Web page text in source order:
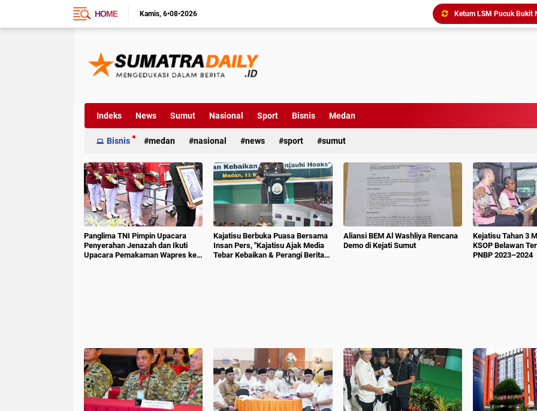
HOME Kamis 6•08•2026
Triliunan Bantuan
Perkuat Koordinasi
Indeks News Sumut Nasional Sport Bisnis Medan
Bisnis medan nasional news sport sumut
Panglima TNI Pimpin Upacara
Penyerahan Jenazah dan Ikuti
Upacara Pemakaman Wapres ke-
Kajatisu Berbuka Puasa Bersama
Insan Pers, "Kajatisu Ajak Media
Tebar Kebaikan & Perangi Berita
Aliansi BEM Al Washliya Rencana
Demo di Kejati Sumut
Kejatisu Tahan 3
KSOP Belawan
PNBP 2023–2024